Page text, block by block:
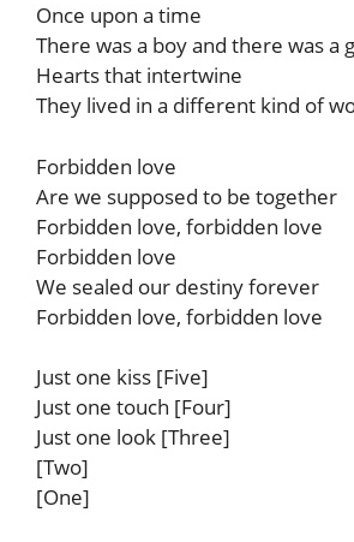
Once upon a time
There was a boy and there was a
Hearts that intertwine
They lived in a different kind of
Forbidden love
Are we supposed to be together
Forbidden love, forbidden love
Forbidden love
We sealed our destiny forever
Forbidden love, forbidden love
Just one kiss [Five]
Just one touch [Four]
Just one look [Three]
[Two]
[One]